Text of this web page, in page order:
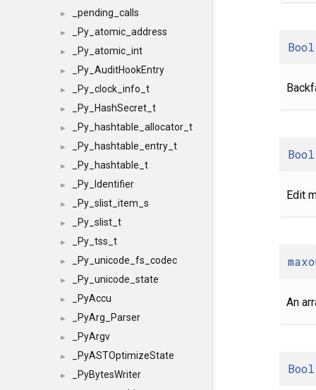
► _pending_calls
► _Py_atomic_address
► _Py_atomic_int
► _Py_AuditHookEntry
► _Py_clock_info_t
► _Py_HashSecret_t
► _Py_hashtable_allocator_t
► _Py_hashtable_entry_t
► _Py_hashtable_t
► _Py_Identifier
► _Py_slist_item_s
► _Py_slist_t
► _Py_tss_t
► _Py_unicode_fs_codec
► _Py_unicode_state
► _PyAccu
► _PyArg_Parser
► _PyArgv
► _PyASTOptimizeState
►
_PyBytesWriter
Bool
Bool
Edit
An
Bool